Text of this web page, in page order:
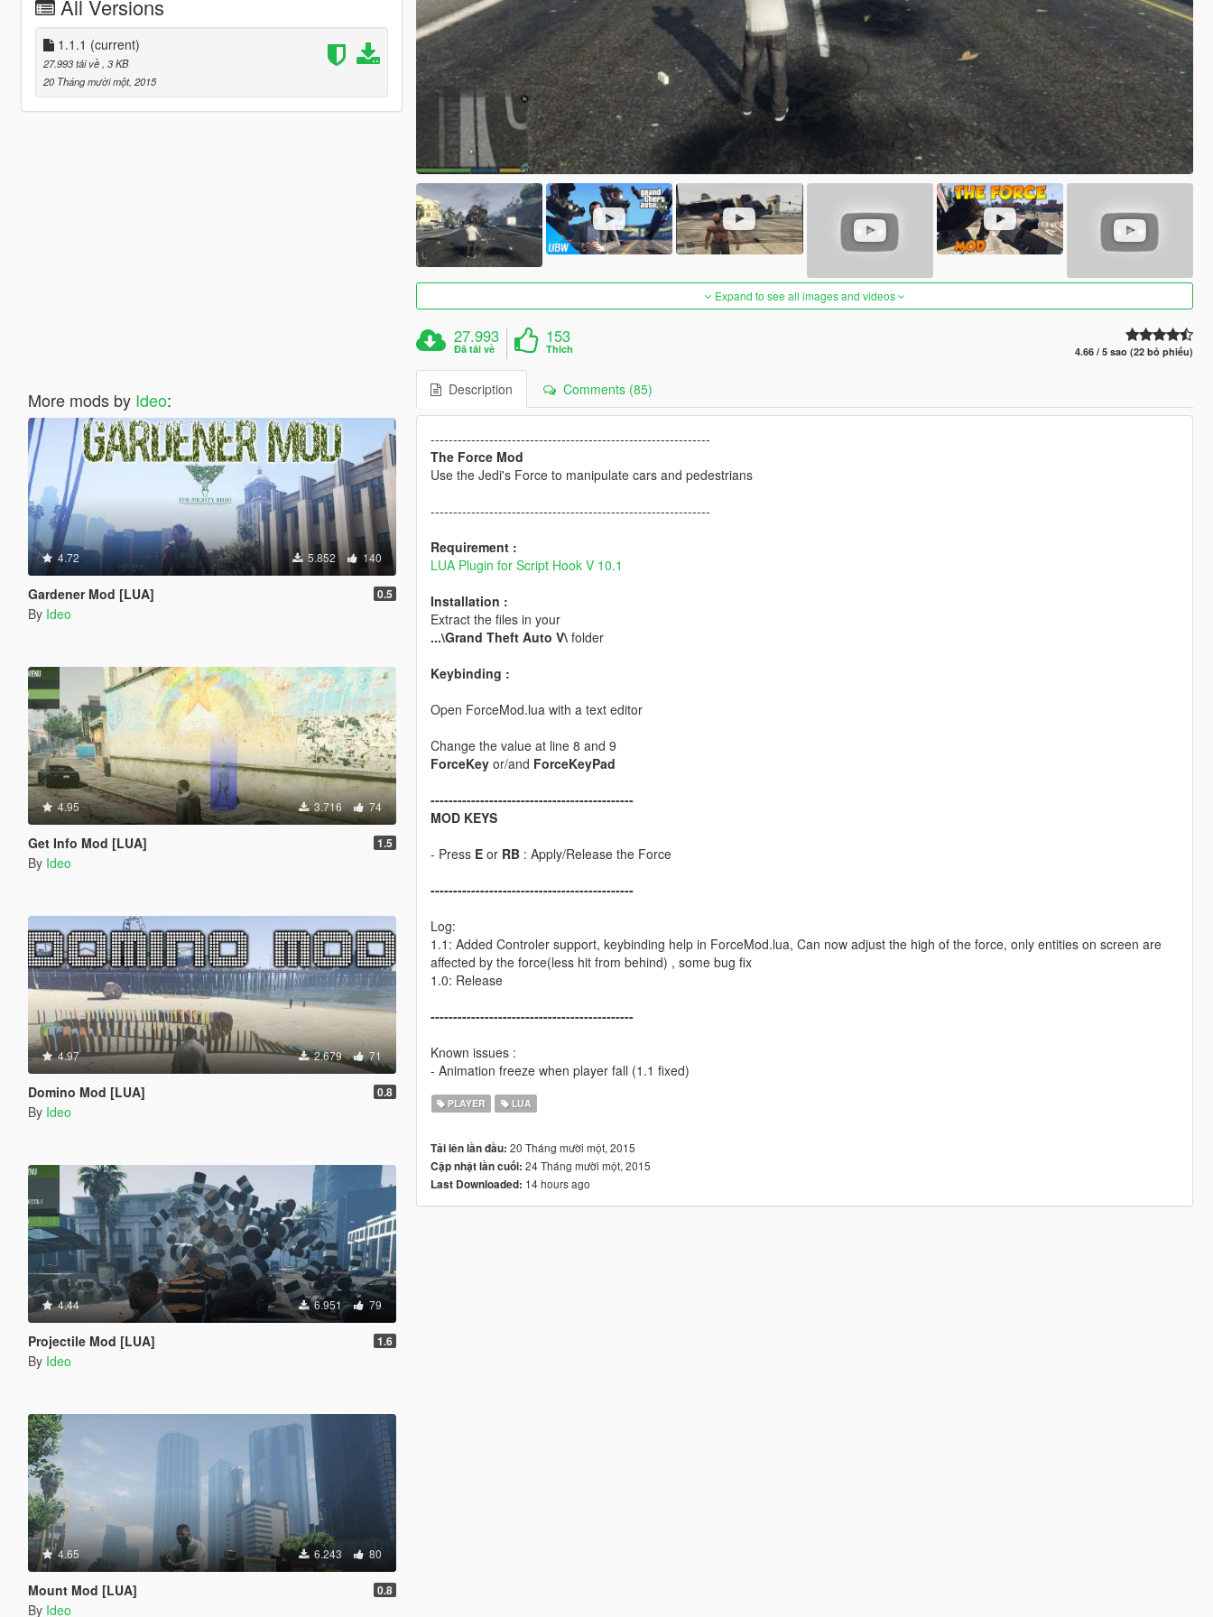
All Versions
1.1.1 (current)
27.993 tải về , 3 KB
20 Tháng mười một, 2015
More mods by Ideo:
4.72 5.852 140
Gardener Mod [LUA] 0.5
By Ideo
4.95 3.716 74
Get Info Mod [LUA] 1.5
By Ideo
4.97 2.679 71
Domino Mod [LUA] 0.8
By Ideo
4.44 6.951 79
Projectile Mod [LUA] 1.6
By Ideo
4.65 6.243 80
Mount Mod [LUA] 0.8
By Ideo
Expand to see all images and videos
27.993
Đã tải về
153
Thích 4.66 / 5 sao (22 bỏ phiếu)
Description Comments (85)
--------------------------------------------------------------
The Force Mod
Use the Jedi's Force to manipulate cars and pedestrians
--------------------------------------------------------------
Requirement :
LUA Plugin for Script Hook V 10.1
Installation :
Extract the files in your
...\Grand Theft Auto V\folder
Keybinding :
Open ForceMod.lua with a text editor
Change the value at line 8 and 9
ForceKeyor/and ForceKeyPad
---------------------------------------------
MOD KEYS
- Press E orRB: Apply/Release the Force
---------------------------------------------
Log:
1.1: Added Controler support, keybinding help in ForceMod.lua, Can now adjust the high of the force, only entities on screen are
affected by the force(less hit from behind) , some bug fix
1.0: Release
---------------------------------------------
Known issues :
- Animation freeze when player fall (1.1 fixed)
PLAYER LUA
Tải lên lần đầu: 20 Tháng mười một, 2015
Cập nhật lần cuối: 24 Tháng mười một, 2015
Last Downloaded: 14 hours ago